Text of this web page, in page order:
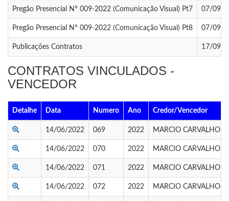
Pregão Presencial N° 009-2022 (Comunicação Visual) Pt7 07/09/
Pregão Presencial N° 009-2022 (Comunicação Visual) Pt8 07/09/
Publicações Contratos 17/09/
CONTRATOS VINCULADOS -
VENCEDOR
Detalhe Data Numero Ano Credor/Vencedor
14/06/2022 069 2022 MARCIO CARVALHO
14/06/2022 070 2022 MARCIO CARVALHO
14/06/2022 071 2022 MARCIO CARVALHO
14/06/2022 072 2022 MARCIO CARVALHO